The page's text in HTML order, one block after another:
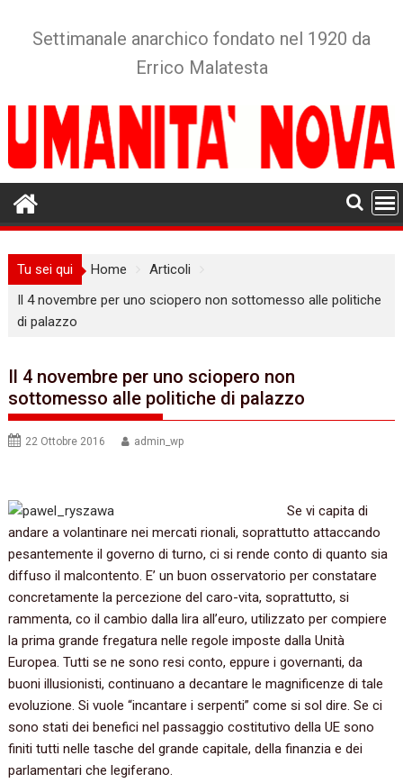
Settimanale anarchico fondato nel 1920 da
Errico Malatesta
Tu sei qui Home
Articoli
Il 4 novembre per uno sciopero non sottomesso alle politiche
di palazzo
Il 4 novembre per uno sciopero non
sottomesso alle politiche di palazzo
22 Ottobre 2016 admin_wp
Se vi capita di
andare a volantinare nei mercati rionali, soprattutto attaccando
pesantemente il governo di turno, ci si rende conto di quanto sia
diffuso il malcontento. E’ un buon osservatorio per constatare
concretamente la percezione del caro-vita, soprattutto, si
rammenta, co il cambio dalla lira all’euro, utilizzato per compiere
la prima grande fregatura nelle regole imposte dalla Unità
Europea. Tutti se ne sono resi conto, eppure i governanti, da
buoni illusionisti, continuano a decantare le magnificenze di tale
evoluzione. Si vuole “incantare i serpenti” come si sol dire. Se ci
sono stati dei benefici nel passaggio costitutivo della UE sono
finiti tutti nelle tasche del grande capitale, della finanzia e dei
parlamentari che legiferano.